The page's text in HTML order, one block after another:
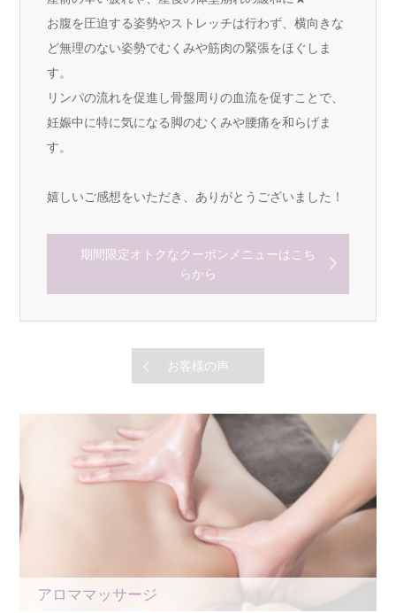
お腹を圧迫する姿勢やストレッチは行わず、横向きな
ど無理のない姿勢でむくみや筋肉の緊張をほぐしま
す。
リンパの流れを促進し骨盤周りの血流を促すことで、
妊娠中に特に気になる脚のむくみや腰痛を和らげま
す。
嬉しいご感想をいただき、ありがとうございました！
期間限定オトクなクーポンメニューはこち
らから
お客様の声
アロママッサージ